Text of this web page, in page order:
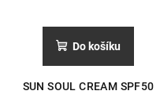
Do košíku
SUN SOUL CREAM SPF50